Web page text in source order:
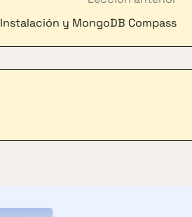
Instalación y MongoDB Compass